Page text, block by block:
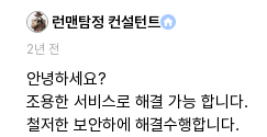
런맨탐정 컨설턴트
2년 전
안녕하세요?
조용한 서비스로 해결 가능 합니다.
철저한 보안하에 해결수행합니다.